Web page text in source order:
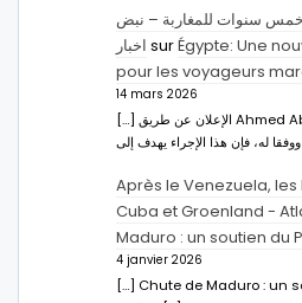
خمس سنوات للمغاربة – نبض
اخبار surÉgypte: Une
pour les voyageurs
14 mars 2026
[…] الإعلان عن طريق Ahmed Abdel-Latifسفير مصر بالرباط.
Après le Venezuela,
Cuba et Groenland -
Maduro : un soutien du
4 janvier 2026
[…] Chute de Maduro : un